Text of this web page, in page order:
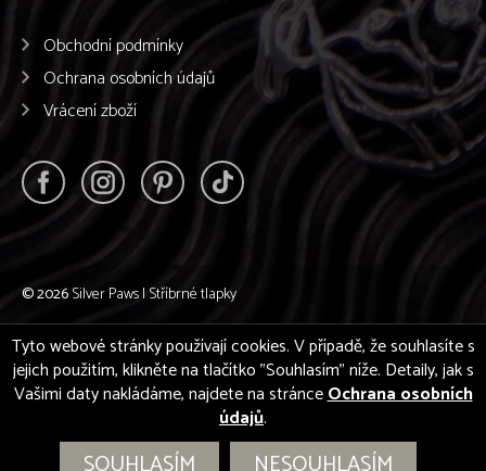
Obchodní podmínky
Ochrana osobních údajů
Vrácení zboží
© 2026Silver Paws | Stříbrné tlapky
Tyto webové stránky používají cookies. V případě, že souhlasíte s
jejich použitím, klikněte na tlačítko "Souhlasím" níže. Detaily, jak s
Vašimi daty nakládáme, najdete na stránceOchrana osobních
údajů.